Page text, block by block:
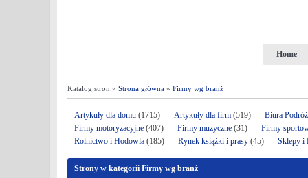
Home
Katalog stron » Strona główna » Firmy wg branż
Artykuły dla domu (1715) Artykuły dla firm (519)
Biura
Firmy motoryzacyjne (407) Firmy muzyczne (31)
Firmy
Rolnictwo i Hodowla (185) Rynek książki i prasy (45) Sklepy i
Strony w kategorii Firmy wg branż